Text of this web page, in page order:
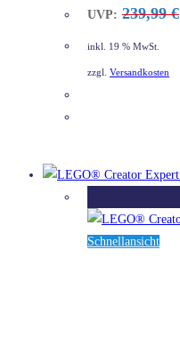
UVP: 239,99€
inkl. 19 % MwSt.
zzgl. Versandkosten
Schnellansicht